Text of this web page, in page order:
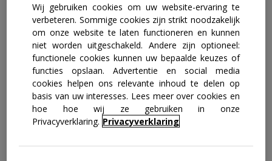
parodontax Extra Fresh
Tandpasta1
Wij gebruiken cookies om uw website-ervaring te
verbeteren. Sommige cookies zijn strikt noodzakelijk
om onze website te laten functioneren en kunnen
niet worden uitgeschakeld. Andere zijn optioneel:
functionele cookies kunnen uw bepaalde keuzes of
functies opslaan. Advertentie en social media
cookies helpen ons relevante inhoud te delen op
basis van uw interesses. Lees meer over cookies en
hoe hoe wij ze gebruiken in onze
Privacyverklaring. Privacyverklaring